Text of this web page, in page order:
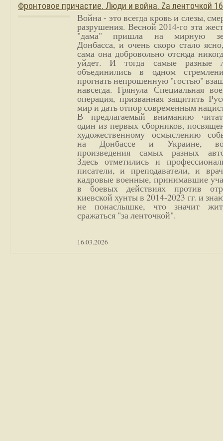
Фронтовое причастие. Люди и война. Zа ленточкой
Война - это всегда кровь и слезы,
разрушения. Весной 2014-го эта
"дама" пришла на мирную
Донбасса, и очень скоро стало
сама она добровольно отсюда
уйдет. И тогда самые разные
объединились в одном
прогнать непрошенную "гостью"
навсегда. Грянула Специальная
операция, призванная защитить
мир и дать отпор современным
В предлагаемый вниманию
один из первых сборников,
художественному осмыслению
на Донбассе и Украине,
произведения самых разных
Здесь отметились и
писатели, и преподаватели, и
кадровые военные, принимавшие
в боевых действиях против
киевской хунты в 2014-2023 гг. и
не понаслышке, что значит
сражаться "за ленточкой".
16.03.2026